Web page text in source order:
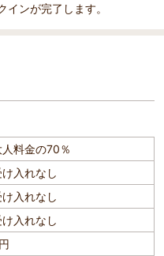
インが完了します。
人料金の70％
入れなし
入れなし
入れなし